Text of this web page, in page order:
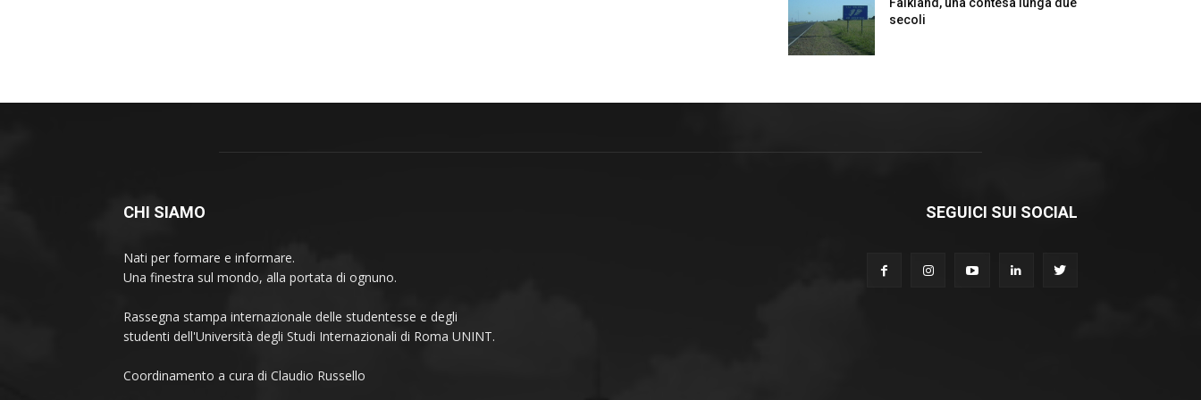
secoli
CHI SIAMO
Nati per formare e informare.
Una finestra sul mondo, alla portata di ognuno.
Rassegna stampa internazionale delle studentesse e degli
studenti dell'Università degli Studi Internazionali di Roma UNINT.
Coordinamento a cura di Claudio Russello
SEGUICI SUI SOCIAL